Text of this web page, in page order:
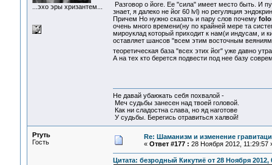
...эхо эры хризантем...
Разговор о йоге. Ее "сила" имеет место быть. И
знает, я далеко не йог 60 lvl) но регуляция
Причем Но нужно сказать и пару слов почему
очень много времени(ну по крайней мере та
мироуклад который приходит к нам(и индусам, и
оставляет шансов "всем этим восточным
теоретическая база "всех этих йог" уже давно
А на тех кто берется подвести под нее базу
Не давай убаюкать себя похвалой -
Меч судьбы занесен над твоей головой.
Как ни сладостна слава, но яд наготове
У судьбы. Берегись отравиться халвой!
Ртуть
Гость
Re: Шаманизм и изменение
« Ответ #177 : 28 Ноября 2012, 11:29:57
Цитата: безродный Кикутиё от 28 Ноября 2012,